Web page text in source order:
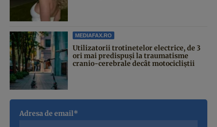
MEDIAFAX.RO
Utilizatorii trotinetelor electrice, de 3
ori mai predispuși la traumatisme
cranio-cerebrale decât motocicliștii
Adresa de email*